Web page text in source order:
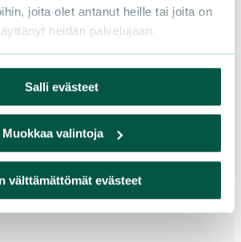
joita olet antanut heille tai joita on
heidän palvelujaan.
Salli evästeet
Muokkaa valintoja
välttämättömät evästeet
lahjoitukset
(arkisin 9-15)